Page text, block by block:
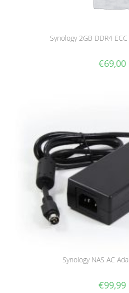
Synology 2GB DDR4
€69,00
Synology NAS AC
€99,99